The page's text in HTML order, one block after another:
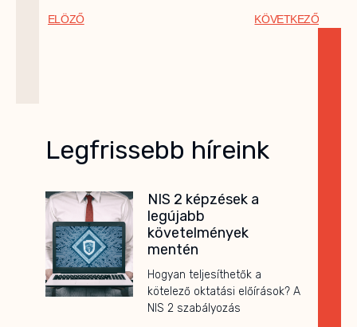
ELÖZŐ KÖVETKEZŐ
Legfrissebb híreink
NIS 2 képzések a
legújabb
követelmények
mentén
Hogyan teljesíthetők a
kötelező oktatási előírások? A
NIS 2 szabályozás